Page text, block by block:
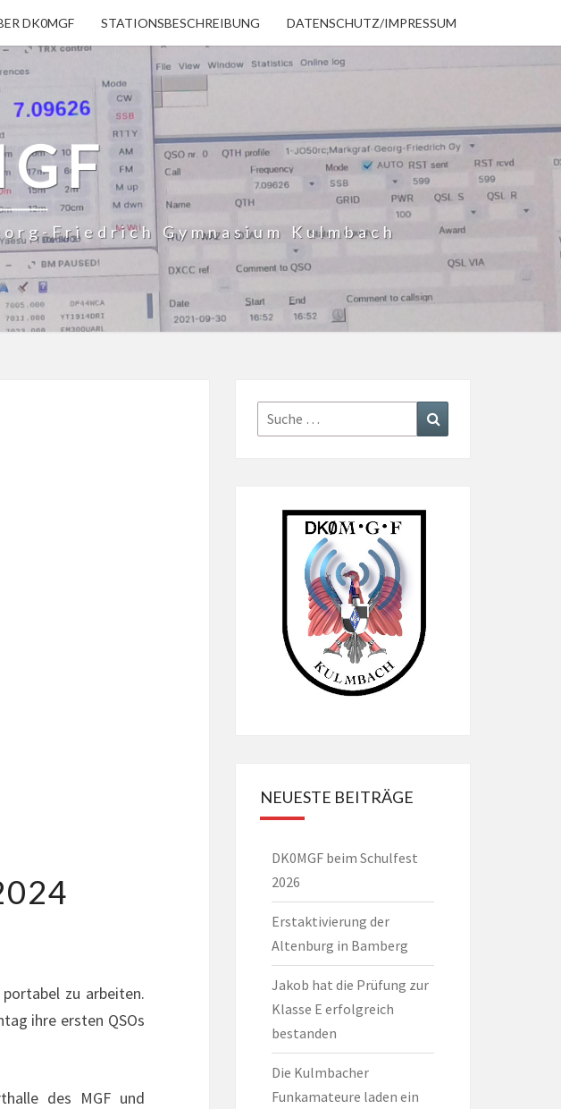
DK0MGF STATIONSBESCHREIBUNG DATENSCHUTZ/IMPRESSUM
Friedrich Gymnasium Kulmbach
zu arbeiten.
ihre ersten QSOs
des MGF und
Suche
nach:
NEUESTE BEITRÄGE
DK0MGF beim Schulfest
2026
Erstaktivierung der
Altenburg in Bamberg
Jakob hat die Prüfung zur
Klasse E erfolgreich
bestanden
Die Kulmbacher
Funkamateure laden ein